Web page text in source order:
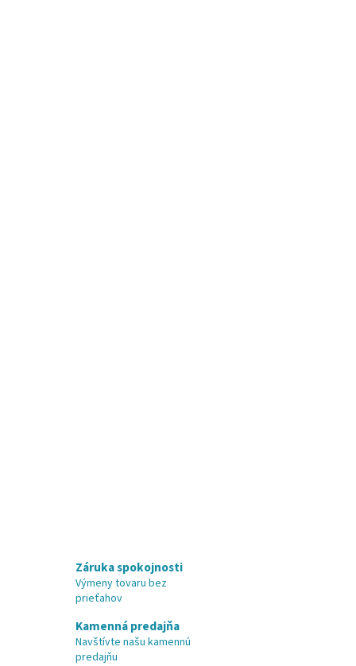
Záruka spokojnosti
Výmeny tovaru bez
prieťahov
Kamenná predajňa
Navštívte našu kamennú
predajňu